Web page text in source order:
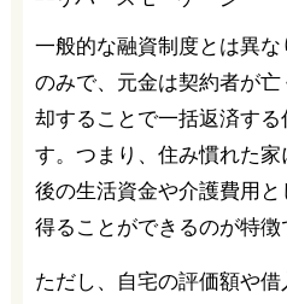
一般的な融資制度とは異
のみで、元金は契約者が
却することで一括返済する
す。つまり、住み慣れた
後の生活資金や介護費用
得ることができるのが特徴
ただし、自宅の評価額や